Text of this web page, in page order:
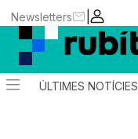
|
Newsletters
ÚLTIMES NOTÍCIES